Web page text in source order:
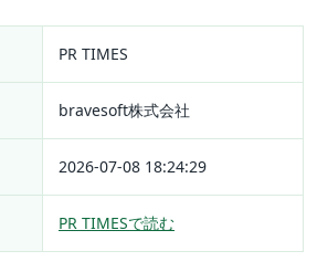
PR TIMES
bravesoft株式会社
2026-07-08 18:24:29
PR TIMESで読む